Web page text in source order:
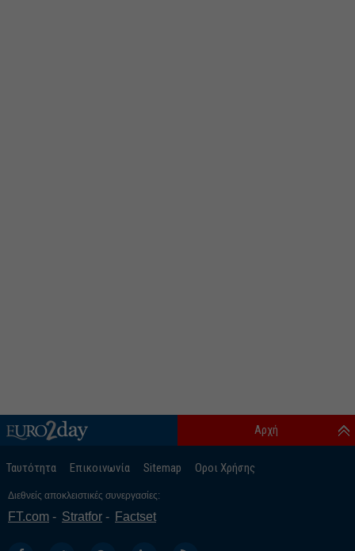
Ταυτότητα Επικοινωνία Sitemap Οροι Χρήσης
Αρχή
Διεθνείς αποκλειστικές συνεργασίες:
FT.com Stratfor Factset